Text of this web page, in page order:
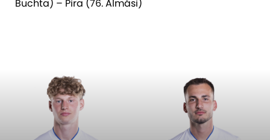
Buchta) – Pira (76. Almási)